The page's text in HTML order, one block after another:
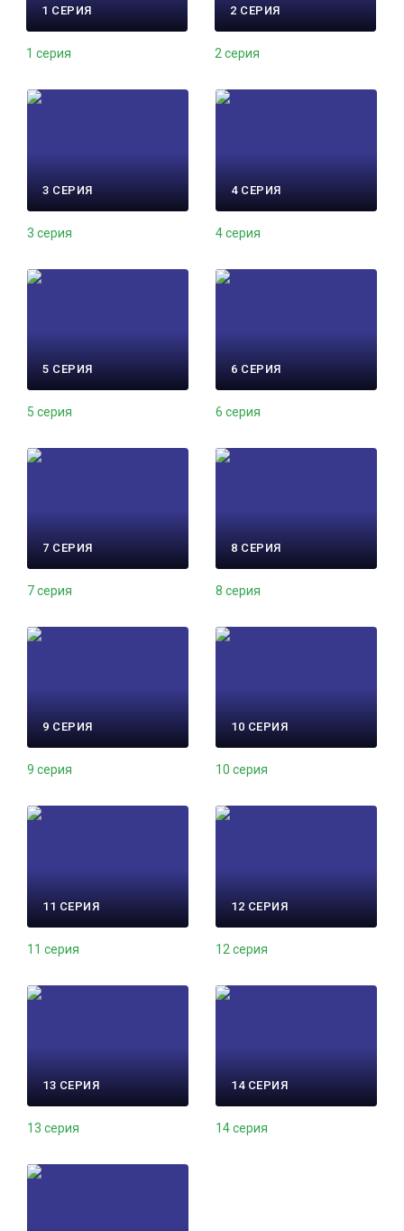
1 СЕРИЯ
1 серия
2 СЕРИЯ
2 серия
3 СЕРИЯ
3 серия
4 СЕРИЯ
4 серия
5 СЕРИЯ
5 серия
6 СЕРИЯ
6 серия
7 СЕРИЯ
7 серия
8 СЕРИЯ
8 серия
9 СЕРИЯ
9 серия
10 СЕРИЯ
10 серия
11 СЕРИЯ
11 серия
12 СЕРИЯ
12 серия
13 СЕРИЯ
13 серия
14 СЕРИЯ
14 серия